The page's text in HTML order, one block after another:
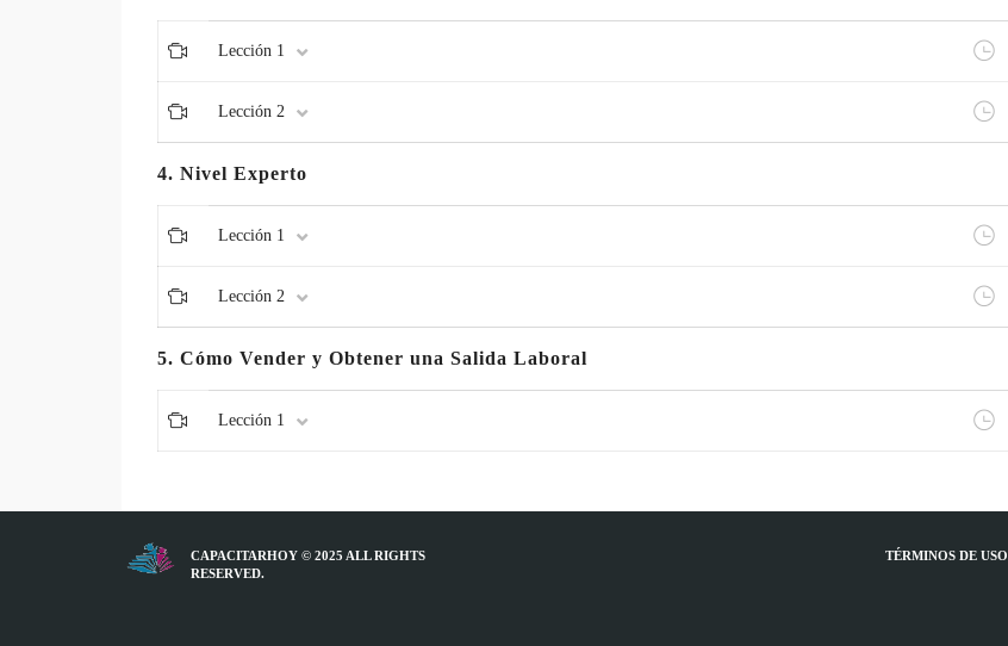
Lección 1
Lección 2
4. Nivel Experto
Lección 1
Lección 2
5. Cómo Vender y Obtener una Salida Laboral
Lección 1
CAPACITARHOY © 2025 ALL RIGHTS
RESERVED.
TÉRMINOS DE USO